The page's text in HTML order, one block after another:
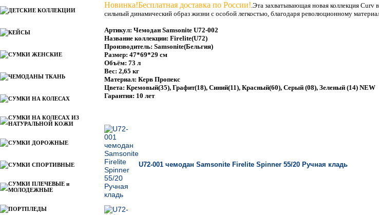
ДЕТСКИЕ КОЛЛЕКЦИИ
КЕЙСЫ
СУМКИ ЖЕНСКИЕ
ЧЕМОДАНЫ ТКАНЬ
СУМКИ НА КОЛЕСАХ
СУМКИ НА КОЛЕСАХ ИЗ
НАТУРАЛЬНОЙ КОЖИ
СУМКИ ДОРОЖНЫЕ
СУМКИ СПОРТИВНЫЕ
СУМКИ ПЛЕЧЕВЫЕ и
МОЛОДЕЖНЫЕ
ПОРТПЛЕДЫ
Новинка!Бесплатная доставка по России!.Эта захватывающая новая коллекция Curv
сильный динамический образ жизни с особой легкостью, благодаря революционному
Артикул: Чемодан Samsonite U72-002
Название коллекции: Firelite(U72)
Производитель: Samsonite(Бельгия)
Размер: 47*69*29 см
Объём: 73 л
Вес: 2,65 кг
Материал: Керв Пропекс
Цвета: Кремовый(35), Графит(18), Синий(11), Красный(60), Серый (08), Зеленый (14) NEW
Гарантия: 10 лет
U72-001 чемодан Samsonite Firelite Spinner 55/20 Ручная кладь